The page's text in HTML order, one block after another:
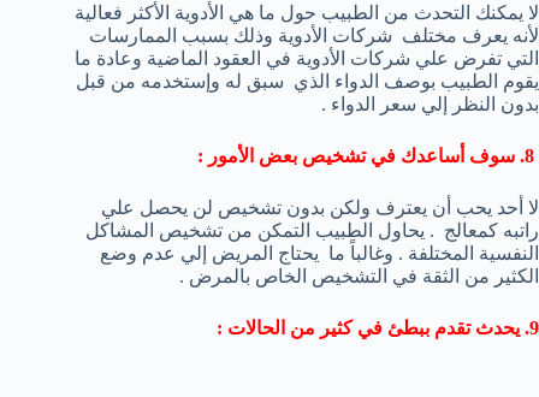
لا يمكنك التحدث من الطبيب حول ما هي الأدوية الأكثر فعالية
لأنه يعرف مختلف شركات الأدوية وذلك بسبب الممارسات
التي تفرض علي شركات الأدوية في العقود الماضية وعادة ما
يقوم الطبيب بوصف الدواء الذي سبق له وإستخدمه من قبل
بدون النظر إلي سعر الدواء .
لا أحد يحب أن يعترف ولكن بدون تشخيص لن يحصل علي
راتبه كمعالج . يحاول الطبيب التمكن من تشخيص المشاكل
النفسية المختلفة . وغالباً ما يحتاج المريض إلي عدم وضع
الكثير من الثقة في التشخيص الخاص بالمرض .
9. يحدث تقدم ببطئ في كثير من الحالات :